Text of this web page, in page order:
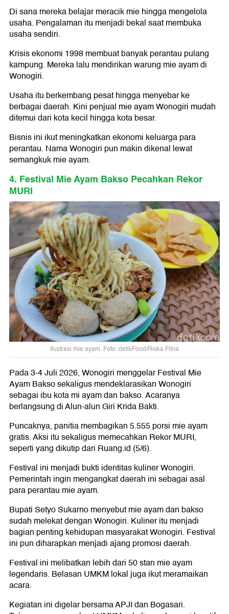
Di sana mereka belajar meracik mie hingga mengelola
usaha. Pengalaman itu menjadi bekal saat membuka
usaha sendiri.
Krisis ekonomi 1998 membuat banyak perantau pulang
kampung. Mereka lalu mendirikan warung mie ayam di
Wonogiri.
Usaha itu berkembang pesat hingga menyebar ke
berbagai daerah. Kini penjual mie ayam Wonogiri mudah
ditemui dari kota kecil hingga kota besar.
Bisnis ini ikut meningkatkan ekonomi keluarga para
perantau. Nama Wonogiri pun makin dikenal lewat
semangkuk mie ayam.
4. Festival Mie Ayam Bakso Pecahkan Rekor
MURI
Ilustrasi mie ayam. Foto: detikFood/Riska Fitria
Pada 3-4 Juli 2026, Wonogiri menggelar Festival Mie
Ayam Bakso sekaligus mendeklarasikan Wonogiri
sebagai ibu kota mi ayam dan bakso. Acaranya
berlangsung di Alun-alun Giri Krida Bakti.
Puncaknya, panitia membagikan 5.555 porsi mie ayam
gratis. Aksi itu sekaligus memecahkan Rekor MURI,
seperti yang dikutip dari Ruang.id (5/6).
Festival ini menjadi bukti identitas kuliner Wonogiri.
Pemerintah ingin mengangkat daerah ini sebagai asal
para perantau mie ayam.
Bupati Setyo Sukarno menyebut mie ayam dan bakso
sudah melekat dengan Wonogiri. Kuliner itu menjadi
bagian penting kehidupan masyarakat Wonogiri. Festival
ini pun diharapkan menjadi ajang promosi daerah.
Festival ini melibatkan lebih dari 50 stan mie ayam
legendaris. Belasan UMKM lokal juga ikut meramaikan
acara.
Kegiatan ini digelar bersama APJI dan Bogasari.